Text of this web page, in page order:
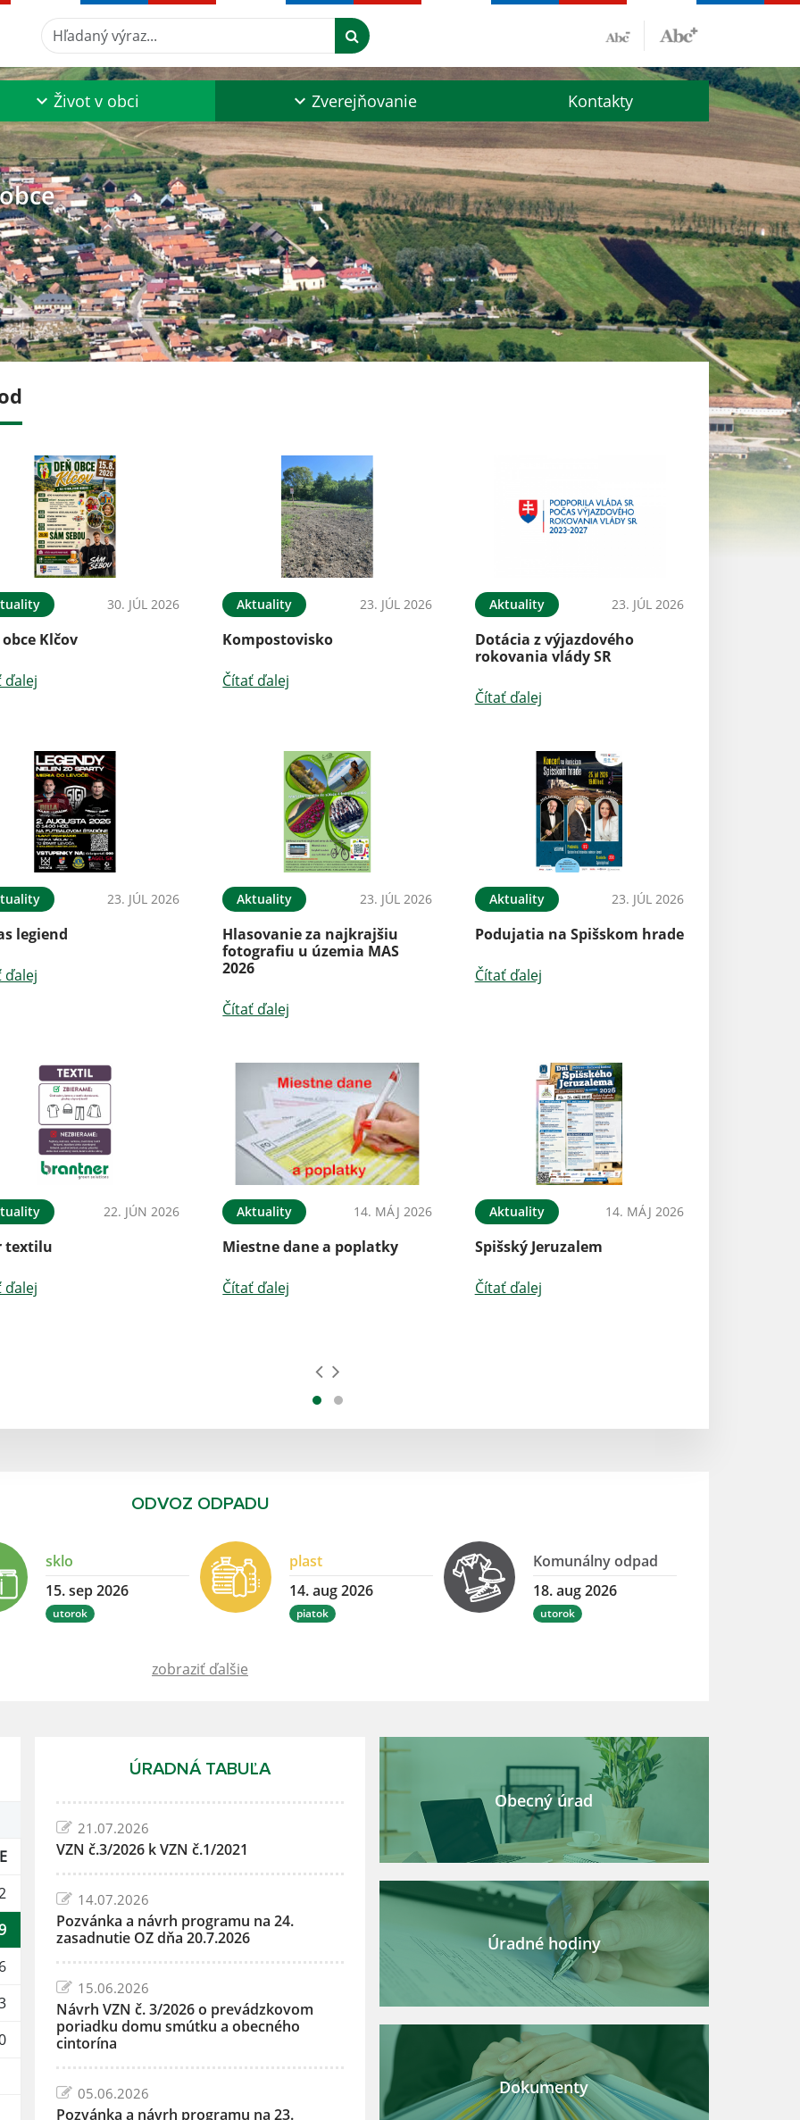
Hľadaný výraz...
Život v obci Zverejňovanie Kontakty
30. JÚL 2026
Klčov
ďalej
Aktuality 23. JÚL 2026
Kompostovisko
Čítať ďalej
Aktuality 23. JÚL 2026
Dotácia z výjazdového
rokovania vlády SR
Čítať ďalej
23. JÚL 2026
legiend
ďalej
Aktuality 23. JÚL 2026
Hlasovanie za najkrajšiu
fotografiu u územia MAS
2026
Čítať ďalej
Aktuality 23. JÚL 2026
Podujatia na Spišskom hrade
Čítať ďalej
22. JÚN 2026
textilu
ďalej
Aktuality 14. MÁJ 2026
Miestne dane a poplatky
Čítať ďalej
Aktuality 14. MÁJ 2026
Spišský Jeruzalem
Čítať ďalej
ODVOZ ODPADU
sklo
15. sep 2026
utorok
plast
14. aug 2026
piatok
Komunálny odpad
18. aug 2026
utorok
zobraziť ďalšie
ÚRADNÁ TABUĽA
21.07.2026
VZN č.3/2026 k VZN č.1/2021
14.07.2026
Pozvánka a návrh programu na 24.
zasadnutie OZ dňa 20.7.2026
15.06.2026
Návrh VZN č. 3/2026 o prevádzkovom
poriadku domu smútku a obecného
cintorína
05.06.2026
Pozvánka a návrh programu na 23.
Obecný úrad
Úradné hodiny
Dokumenty